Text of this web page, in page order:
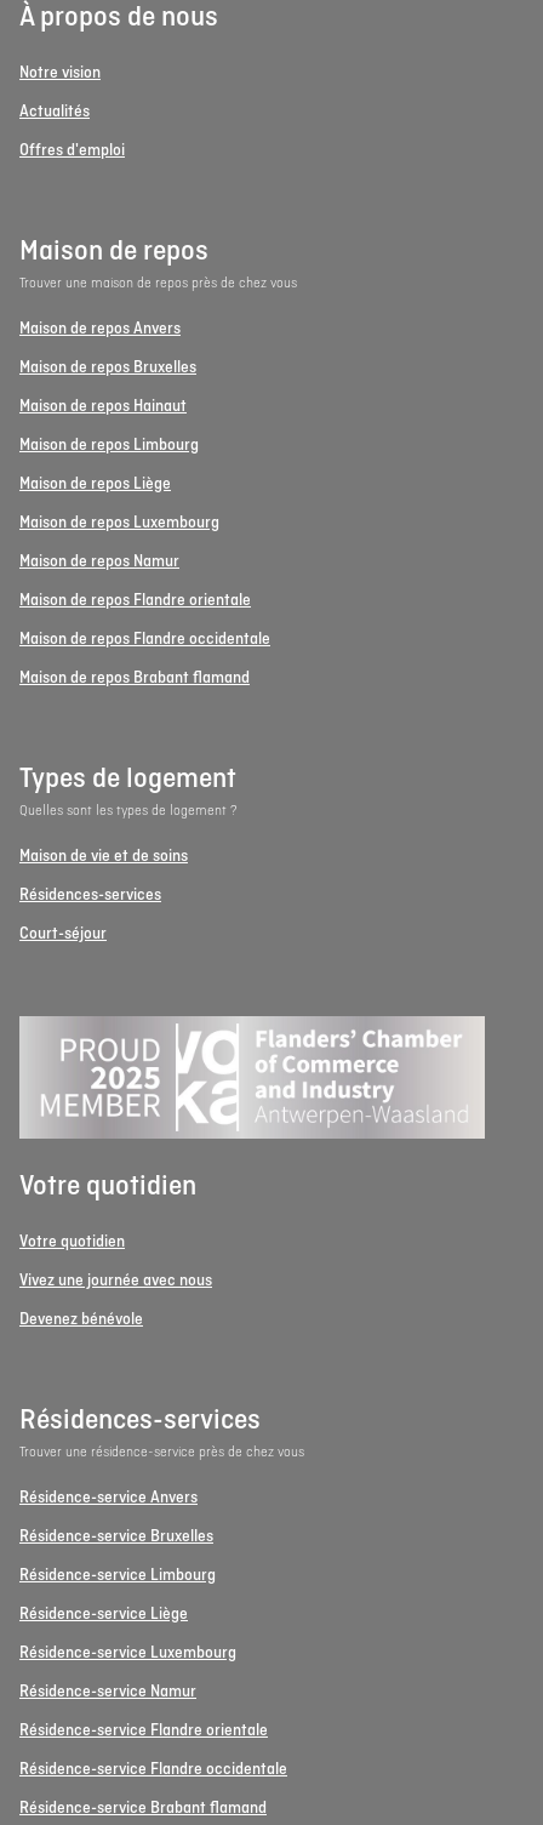
À propos de nous
Notre vision
Actualités
Offres d'emploi
Maison de repos
Trouver une maison de repos près de chez vous
Maison de repos Anvers
Maison de repos Bruxelles
Maison de repos Hainaut
Maison de repos Limbourg
Maison de repos Liège
Maison de repos Luxembourg
Maison de repos Namur
Maison de repos Flandre orientale
Maison de repos Flandre occidentale
Maison de repos Brabant flamand
Types de logement
Quelles sont les types de logement ?
Maison de vie et de soins
Résidences-services
Court-séjour
Votre quotidien
Votre quotidien
Vivez une journée avec nous
Devenez bénévole
Résidences-services
Trouver une résidence-service près de chez vous
Résidence-service Anvers
Résidence-service Bruxelles
Résidence-service Limbourg
Résidence-service Liège
Résidence-service Luxembourg
Résidence-service Namur
Résidence-service Flandre orientale
Résidence-service Flandre occidentale
Résidence-service Brabant flamand